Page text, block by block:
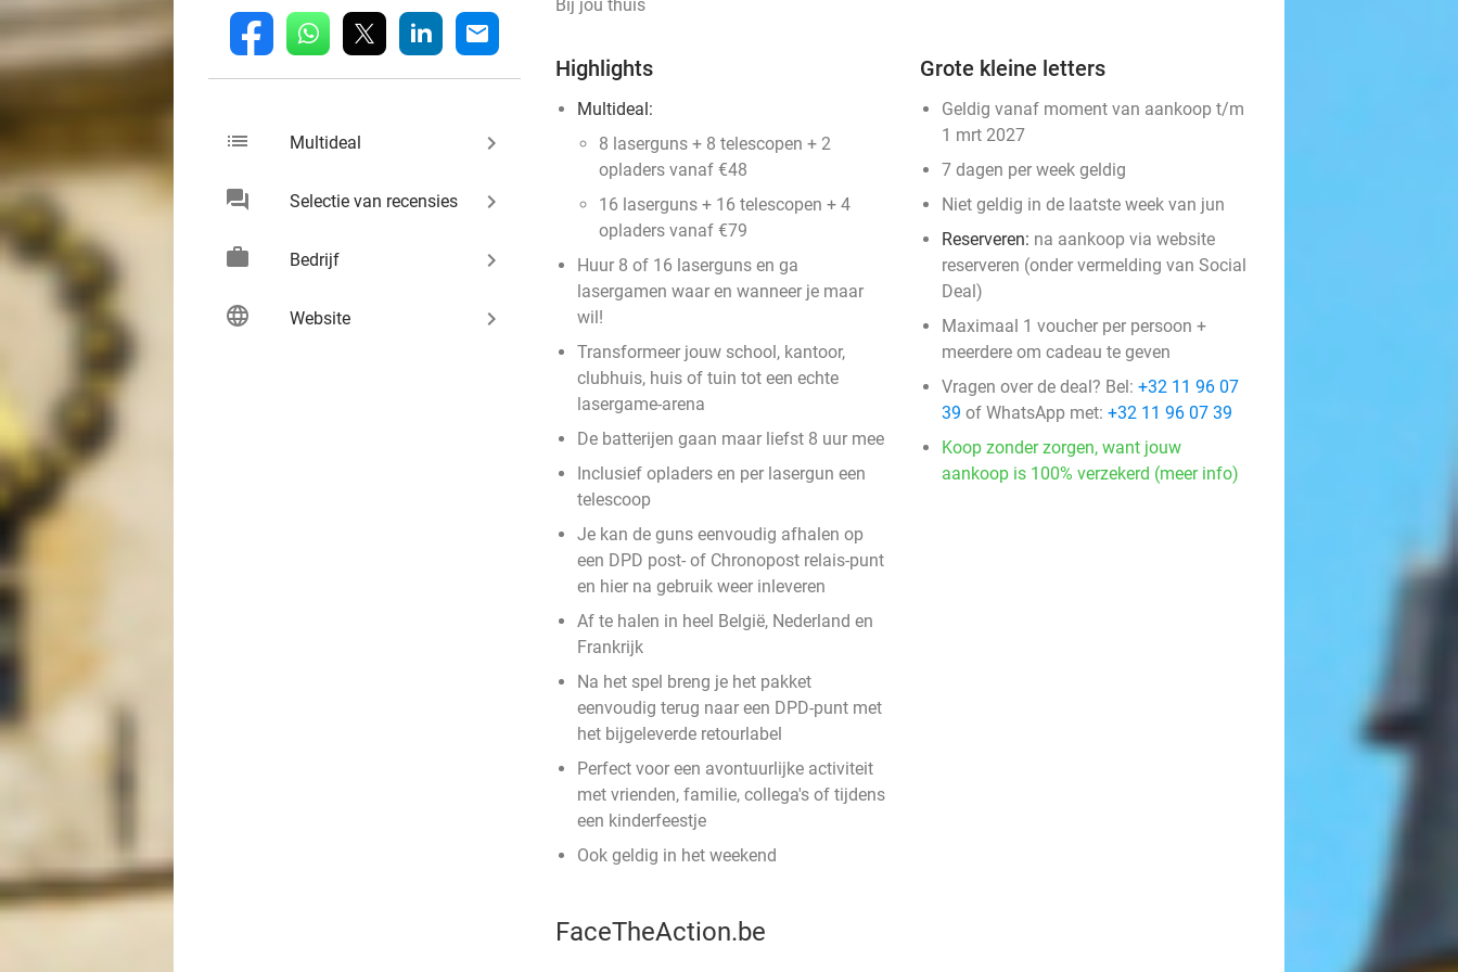
fb whatsapp linkedin mail
list Multideal keyboard_arrow_right
chat Selectie van recensies keyboard_arrow_right
work Bedrijf keyboard_arrow_right
language Website keyboard_arrow_right
Bij jou thuis
Highlights
Multideal:
8 laserguns + 8 telescopen + 2
opladers vanaf €48
16 laserguns + 16 telescopen + 4
opladers vanaf €79
Huur 8 of 16 laserguns en ga
lasergamen waar en wanneer je maar
wil!
Transformeer jouw school, kantoor,
clubhuis, huis of tuin tot een echte
lasergame-arena
De batterijen gaan maar liefst 8 uur mee
Inclusief opladers en per lasergun een
telescoop
Je kan de guns eenvoudig afhalen op
een DPD post- of Chronopost relais-punt
en hier na gebruik weer inleveren
Af te halen in heel België, Nederland en
Frankrijk
Na het spel breng je het pakket
eenvoudig terug naar een DPD-punt met
het bijgeleverde retourlabel
Perfect voor een avontuurlijke activiteit
met vrienden, familie, collega's of tijdens
een kinderfeestje
Ook geldig in het weekend
Grote kleine letters
Geldig vanaf moment van aankoop t/m
1 mrt 2027
7 dagen per week geldig
Niet geldig in de laatste week van jun
Reserveren: na aankoop via website
reserveren (onder vermelding van Social
Deal)
Maximaal 1 voucher per persoon +
meerdere om cadeau te geven
Vragen over de deal? Bel: +32 11 96 07
39 of WhatsApp met: +32 11 96 07 39
Koop zonder zorgen, want jouw
aankoop is 100% verzekerd (meer info)
FaceTheAction.be